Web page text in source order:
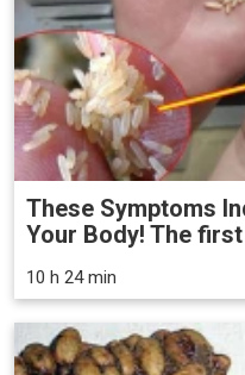
These Symptoms
Your Body! The
10 h 24 min